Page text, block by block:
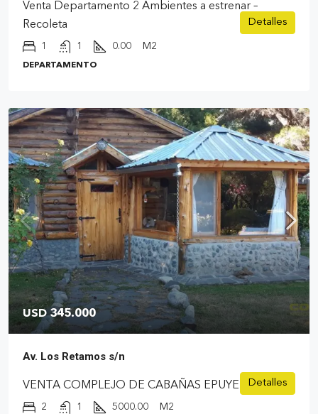
Venta Departamento 2 Ambientes a estrenar –
Recoleta
1 1 0.00 M2
DEPARTAMENTO
Detalles
USD 345.000
Av. Los Retamos s/n
VENTA COMPLEJO DE CABAÑAS EPUYEN
2 1 5000.00 M2
Detalles